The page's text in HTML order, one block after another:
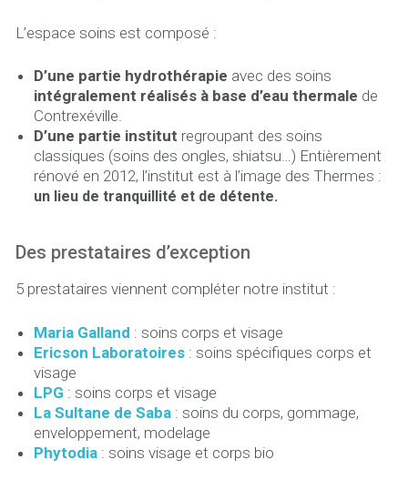
L’espace soins est composé :
D’une partie hydrothérapie avec des soins
intégralement réalisés à base d’eau thermale de
Contrexéville.
D’une partie institut regroupant des soins
classiques (soins des ongles, shiatsu…) Entièrement
rénové en 2012, l’institut est à l’image des Thermes :
un lieu de tranquillité et de détente.
Des prestataires d’exception
5 prestataires viennent compléter notre institut :
Maria Galland : soins corps et visage
Ericson Laboratoires : soins spécifiques corps et
visage
LPG : soins corps et visage
La Sultane de Saba : soins du corps, gommage,
enveloppement, modelage
Phytodia : soins visage et corps bio